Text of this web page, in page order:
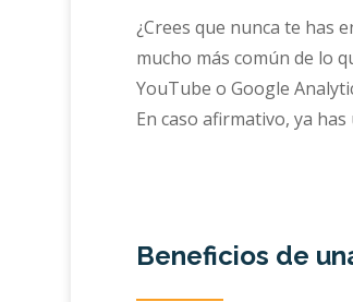
¿Crees que nunca te has
mucho más común de lo
YouTube o Google
En caso afirmativo, ya
Beneficios de